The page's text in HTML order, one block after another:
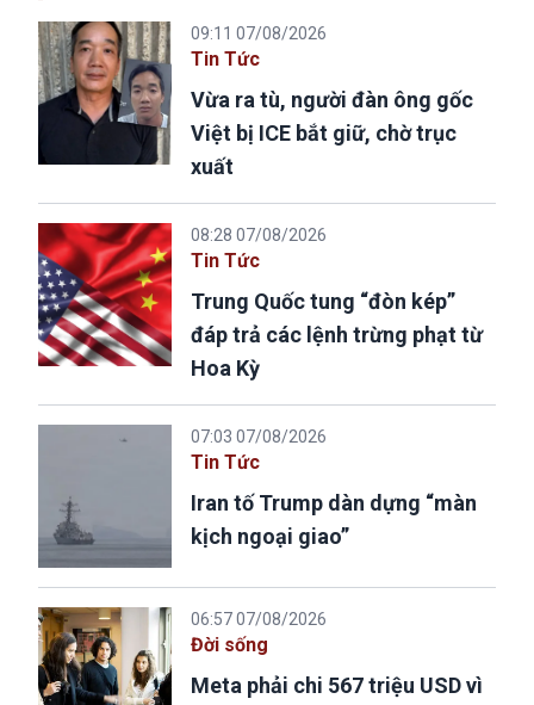
09:11 07/08/2026
Tin Tức
Vừa ra tù, người đàn ông gốc
Việt bị ICE bắt giữ, chờ trục
xuất
08:28 07/08/2026
Tin Tức
Trung Quốc tung “đòn kép”
đáp trả các lệnh trừng phạt từ
Hoa Kỳ
07:03 07/08/2026
Tin Tức
Iran tố Trump dàn dựng “màn
kịch ngoại giao”
06:57 07/08/2026
Đời sống
Meta phải chi 567 triệu USD vì